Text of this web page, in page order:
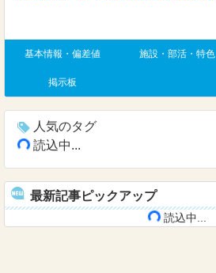
基本情報・偏差値 施設・部活・特色
掲示板
人気のタグ
読込中...
最新記事ピックアップ
読込中...